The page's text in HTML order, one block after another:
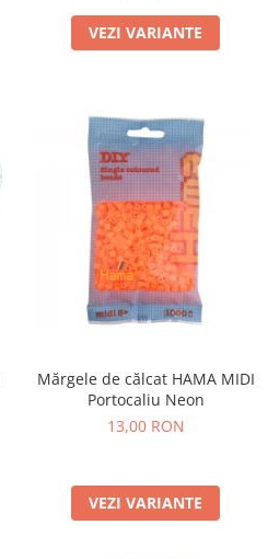
VEZI VARIANTE
Mărgele de călcat HAMA MIDI
Portocaliu Neon
13,00 RON
VEZI VARIANTE